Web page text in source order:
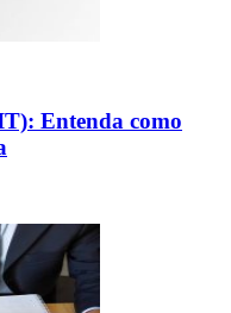
Entenda como